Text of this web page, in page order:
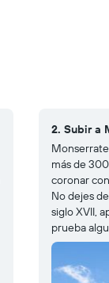
2. Subir a
más de
coronar
No dejes
siglo XVII,
prueba